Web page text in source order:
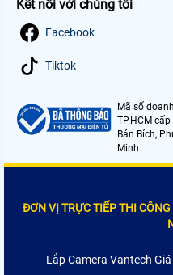
Kết nối với chúng tôi
Facebook
Tiktok
Mã số
TP.HCM
Bán Bích,
Minh
ĐƠN VỊ TRỰC TIẾP THI
Lắp Camera Vantech Giá